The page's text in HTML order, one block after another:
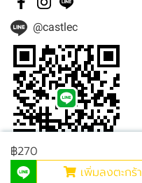
฿270
เพิ่มลงตะกร้า
@castlec